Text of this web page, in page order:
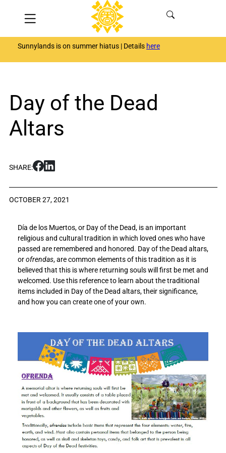
Sunnylands is on summer hiatus | Details here
Menu
Day of the Dead
Altars
SHARE:S
a
r
a
y
o
f
t
h
e
D
d
a
r
s
t
o
F
a
S
a
r
a
y
o
f
t
h
e
D
d
A
l
a
r
s
t
o
L
i
OCTOBER 27, 2021
Día de los Muertos, or Day of the Dead, is an important
religious and cultural tradition in which loved ones who have
passed are remembered and honored. Day of the Dead altars,
orofrendas, are common elements of this tradition as it is
believed that this is where returning souls will first be met and
welcomed. Use this reference to learn about the traditional
items included in Day of the Dead altars, their significance,
and how you can create one of your own.